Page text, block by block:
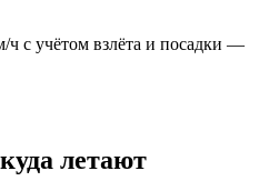
с учётом взлёта и посадки —
летают